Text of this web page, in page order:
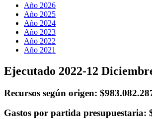
Año 2026
Año 2025
Año 2024
Año 2023
Año 2022
Año 2021
Ejecutado 2022-12
Recursos según origen:
Gastos por partida presupuestaria: